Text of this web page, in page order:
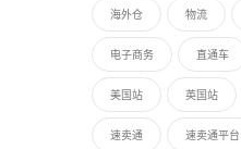
海外仓 物流
电子商务 直通车
美国站 英国站
速卖通 速卖通平台